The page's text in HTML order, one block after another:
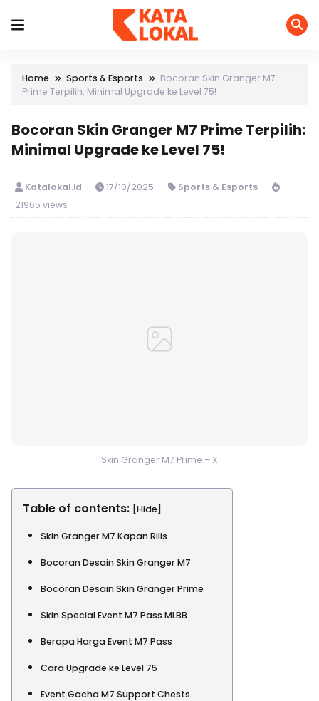
Home Sports & Esports
Bocoran Skin Granger M7
Prime Terpilih: Minimal Upgrade ke Level 75!
Bocoran Skin Granger M7 Prime Terpilih:
Minimal Upgrade ke Level 75!
Katalokal.id 17/10/2025
Sports & Esports
21965 views
Skin Granger M7 Prime – X
Table of contents: [Hide]
Skin Granger M7 Kapan Rilis
Bocoran Desain Skin Granger M7
Bocoran Desain Skin Granger Prime
Skin Special Event M7 Pass MLBB
Berapa Harga Event M7 Pass
Cara Upgrade ke Level 75
Event Gacha M7 Support Chests